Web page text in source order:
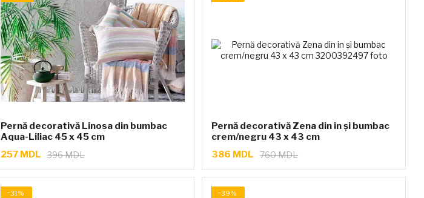
Pernă decorativă Linosa din bumbac
Aqua-Liliac 45 x 45 cm
396 MDL
257 MDL
Pernă decorativă Zena din in și bumbac
crem/negru 43 x 43 cm
760 MDL
386 MDL
−31% −39%